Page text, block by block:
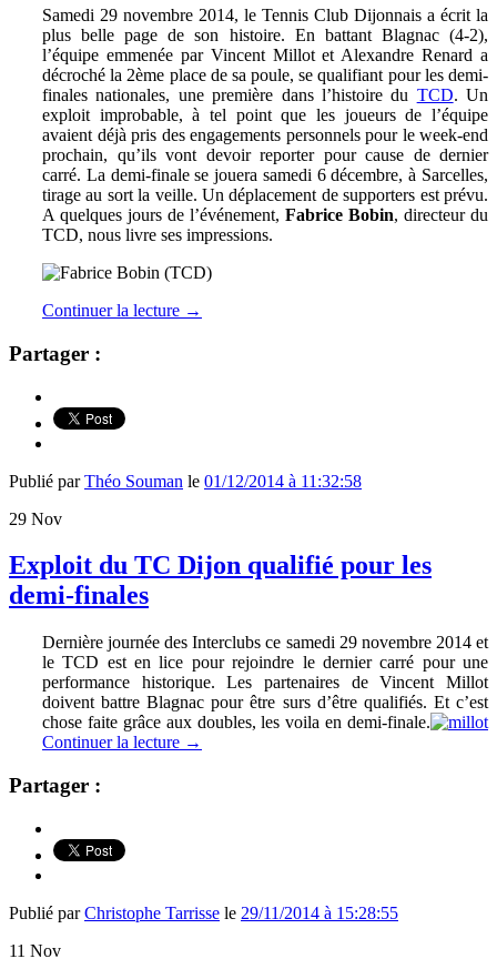
Samedi 29 novembre 2014, le Tennis Club Dijonnais a écrit la
plus belle page de son histoire. En battant Blagnac (4-2),
l’équipe emmenée par Vincent Millot et Alexandre Renard a
décroché la 2ème place de sa poule, se qualifiant pour les demi-
finales nationales, une première dans l’histoire du TCD. Un
exploit improbable, à tel point que les joueurs de l’équipe
avaient déjà pris des engagements personnels pour le week-end
prochain, qu’ils vont devoir reporter pour cause de dernier
carré. La demi-finale se jouera samedi 6 décembre, à Sarcelles,
tirage au sort la veille. Un déplacement de supporters est prévu.
A quelques jours de l’événement, Fabrice Bobin, directeur du
TCD, nous livre ses impressions.
Continuer la lecture →
Partager :
Publié parThéo Souman le 01/12/2014 à 11:32:58
29 Nov
Exploit du TC Dijon qualifié pour les
demi-finales
Dernière journée des Interclubs ce samedi 29 novembre 2014 et
le TCD est en lice pour rejoindre le dernier carré pour une
performance historique. Les partenaires de Vincent Millot
doivent battre Blagnac pour être surs d’être qualifiés. Et c’est
chose faite grâce aux doubles, les voila en demi-finale.
Continuer la lecture →
Partager :
Publié parChristophe Tarrisse le 29/11/2014 à 15:28:55
11 Nov